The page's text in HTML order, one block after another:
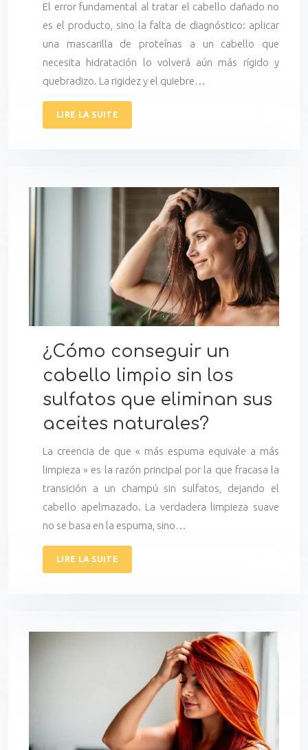
El error fundamental al tratar el cabello dañado no
es el producto, sino la falta de diagnóstico: aplicar
una mascarilla de proteínas a un cabello que
necesita hidratación lo volverá aún más rígido y
quebradizo. La rigidez y el quiebre…
LIRE LA SUITE
¿Cómo conseguir un
cabello limpio sin los
sulfatos que eliminan sus
aceites naturales?
La creencia de que « más espuma equivale a más
limpieza » es la razón principal por la que fracasa la
transición a un champú sin sulfatos, dejando el
cabello apelmazado. La verdadera limpieza suave
no se basa en la espuma, sino…
LIRE LA SUITE